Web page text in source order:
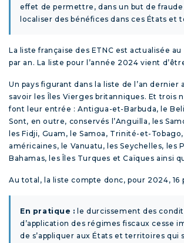
effet de permettre, dans un but de fraude
localiser des bénéfices dans ces États et
La liste française des ETNC est actualisée
par an. La liste pour l’année 2024 vient
Un pays figurant dans la liste de l’an dernier
savoir les Îles Vierges britanniques. Et trois
font leur entrée : Antigua-et-Barbuda, le
Sont, en outre, conservés l’Anguilla, les
les Fidji, Guam, le Samoa, Trinité-et-
américaines, le Vanuatu, les Seychelles, les
Bahamas, les Îles Turques et Caïques ainsi
Au total, la liste compte donc, pour 2024, 16
En pratique : le durcissement des
d’application des régimes fiscaux cesse
de s’appliquer aux États et territoires qui